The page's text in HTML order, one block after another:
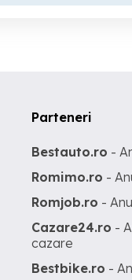
Parteneri
Bestauto.ro -
Romimo.ro -
Romjob.ro -
Cazare24.ro -
cazare
Bestbike.ro -